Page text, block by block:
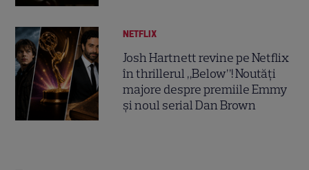
NETFLIX
Josh Hartnett revine pe Netflix
în thrillerul „Below”! Noutăți
majore despre premiile Emmy
și noul serial Dan Brown